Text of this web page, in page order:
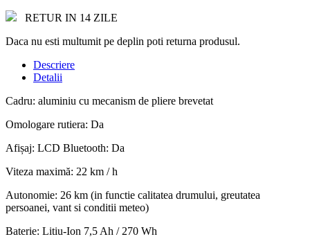
RETUR IN 14 ZILE
Daca nu esti multumit pe deplin poti returna produsul.
Descriere
Detalii
Cadru: aluminiu cu mecanism de pliere brevetat
Omologare rutiera: Da
Afișaj: LCD Bluetooth: Da
Viteza maximă: 22 km / h
Autonomie: 26 km (in functie calitatea drumului, greutatea
persoanei, vant si conditii meteo)
Baterie: Litiu-Ion 7,5 Ah / 270 Wh